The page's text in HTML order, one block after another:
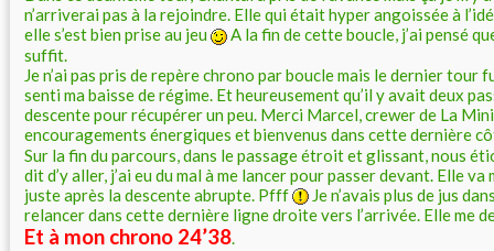
n’arriverai pas à la rejoindre. Elle qui était hyper angoissée à
elle s’est bien prise au jeu
A la fin de cette boucle, j’ai pensé
suffit.
Je n’ai pas pris de repère chrono par boucle mais le dernier tour
senti ma baisse de régime. Et heureusement qu’il y avait deux
descente pour récupérer un peu. Merci Marcel, crewer de La
encouragements énergiques et bienvenus dans cette dernière
Sur la fin du parcours, dans le passage étroit et glissant, nous
dit d’y aller, j’ai eu du mal à me lancer pour passer devant. Elle
juste après la descente abrupte. Pfff
Je n’avais plus de jus
relancer dans cette dernière ligne droite vers l’arrivée. Elle me
Et à mon chrono 24’38.